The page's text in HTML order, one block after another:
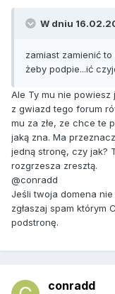
W dniu
zamiast zamienić
żeby podpie...ić
Ale Ty mu nie powiesz
z gwiazd tego forum
mu za złe, ze chce te
jaką zna. Ma
jedną stronę, czy jak?
rozgrzesza zresztą.
@conradd
Jeśli twoja domena
zgłaszaj spam którym
podstronę.
conradd